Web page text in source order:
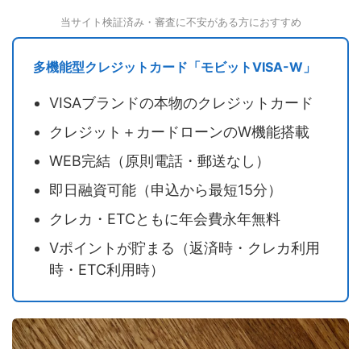
当サイト検証済み・審査に不安がある方におすすめ
多機能型クレジットカード「モビットVISA-W」
VISAブランドの本物のクレジットカード
クレジット＋カードローンのW機能搭載
WEB完結（原則電話・郵送なし）
即日融資可能（申込から最短15分）
クレカ・ETCともに年会費永年無料
Vポイントが貯まる（返済時・クレカ利用
時・ETC利用時）